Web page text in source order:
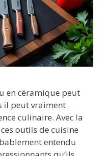
en céramique peut
il peut vraiment
culinaire. Avec la
outils de cuisine
entendu